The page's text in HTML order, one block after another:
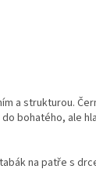
a strukturou.
bohatého, ale
na patře s